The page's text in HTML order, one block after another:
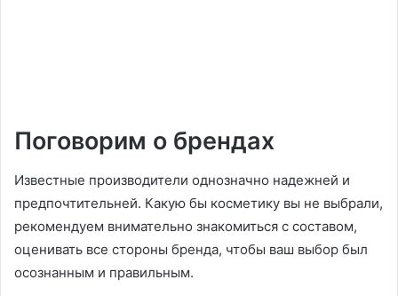
Поговорим о брендах
Известные производители однозначно надежней и
предпочтительней. Какую бы косметику вы не выбрали,
рекомендуем внимательно знакомиться с составом,
оценивать все стороны бренда, чтобы ваш выбор был
осознанным и правильным.